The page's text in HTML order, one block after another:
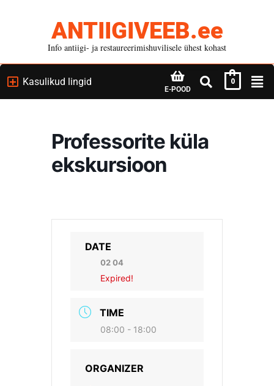
ANTIIGIVEEB.ee
Info antiigi- ja restaureerimishuvilisele ühest kohast
Kasulikud lingid
E-POOD
0
Professorite küla
ekskursioon
DATE
02 04
Expired!
TIME
08:00 - 18:00
ORGANIZER